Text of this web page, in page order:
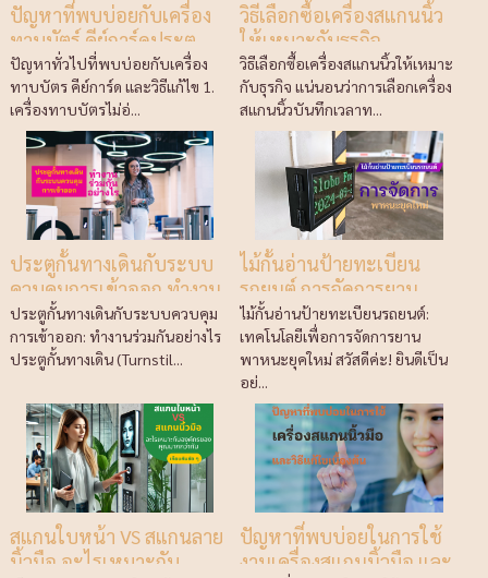
ปัญหาที่พบบ่อยกับเครื่อง
ทาบบัตร์ คีย์การ์ดประตู
พร้อมวิธีแก้ไข
ปัญหาทั่วไปที่พบบ่อยกับเครื่อง
ทาบบัตร คีย์การ์ด และวิธีแก้ไข 1.
เครื่องทาบบัตรไม่อ่...
วิธีเลือกซื้อเครื่องสแกนนิ้ว
ให้เหมาะกับธุรกิจ
วิธีเลือกซื้อเครื่องสแกนนิ้วให้เหมาะ
กับธุรกิจ แน่นอนว่าการเลือกเครื่อง
สแกนนิ้วบันทึกเวลาท...
ประตูกั้นทางเดินกับระบบ
ควบคุมการเข้าออก ทำงาน
ร่วมกันอย่างไร
ประตูกั้นทางเดินกับระบบควบคุม
การเข้าออก: ทำงานร่วมกันอย่างไร
ประตูกั้นทางเดิน (Turnstil...
ไม้กั้นอ่านป้ายทะเบียน
รถยนต์ การจัดการยาน
พาหนะยุคใหม่
ไม้กั้นอ่านป้ายทะเบียนรถยนต์:
เทคโนโลยีเพื่อการจัดการยาน
พาหนะยุคใหม่ สวัสดีค่ะ! ยินดีเป็น
อย่...
สแกนใบหน้า VS สแกนลาย
นิ้วมือ อะไรเหมาะกับ
ปัญหาที่พบบ่อยในการใช้
งานเครื่องสแกนนิ้วมือ และ